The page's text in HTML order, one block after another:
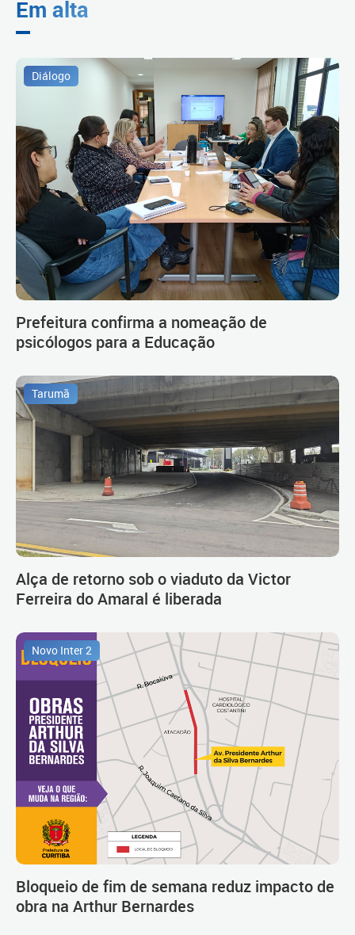
Em alta
Diálogo
Prefeitura confirma a nomeação de
psicólogos para a Educação
Tarumã
Alça de retorno sob o viaduto da Victor
Ferreira do Amaral é liberada
Novo Inter 2
Bloqueio de fim de semana reduz impacto de
obra na Arthur Bernardes